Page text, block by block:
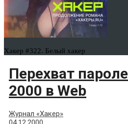
Хакер #322. Белый хакер
Перехват
2000 в Web
Журнал «Хакер»